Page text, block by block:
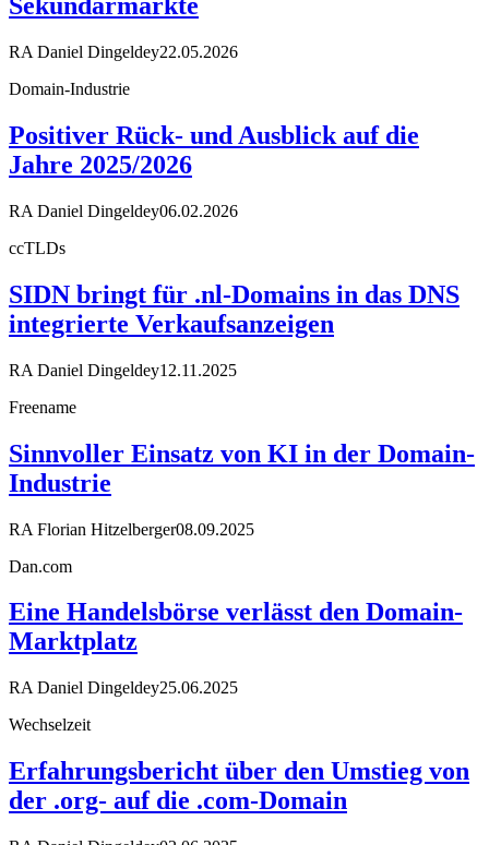
RA Daniel Dingeldey22.05.2026
Domain-Industrie
Positiver Rück- und Ausblick auf die
Jahre 2025/2026
RA Daniel Dingeldey06.02.2026
ccTLDs
SIDN bringt für .nl-Domains in das DNS
integrierte Verkaufsanzeigen
RA Daniel Dingeldey12.11.2025
Freename
Sinnvoller Einsatz von KI in der Domain-
Industrie
RA Florian Hitzelberger08.09.2025
Dan.com
Eine Handelsbörse verlässt den Domain-
Marktplatz
RA Daniel Dingeldey25.06.2025
Wechselzeit
Erfahrungsbericht über den Umstieg von
der .org- auf die .com-Domain